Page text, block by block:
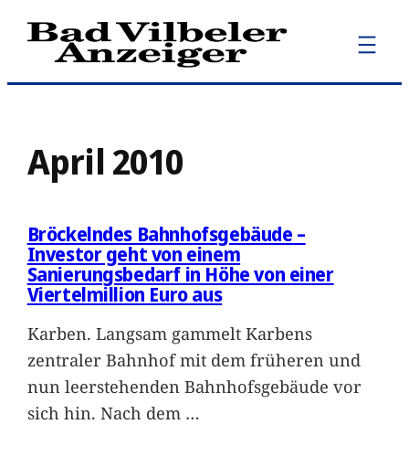
Zum
Inhalt
April 2010
Bröckelndes Bahnhofsgebäude –
Investor geht von einem
Sanierungsbedarf in Höhe von einer
Viertelmillion Euro aus
Karben. Langsam gammelt Karbens
zentraler Bahnhof mit dem früheren und
nun leerstehenden Bahnhofsgebäude vor
sich hin. Nach dem …